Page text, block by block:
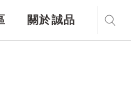
關於誠品